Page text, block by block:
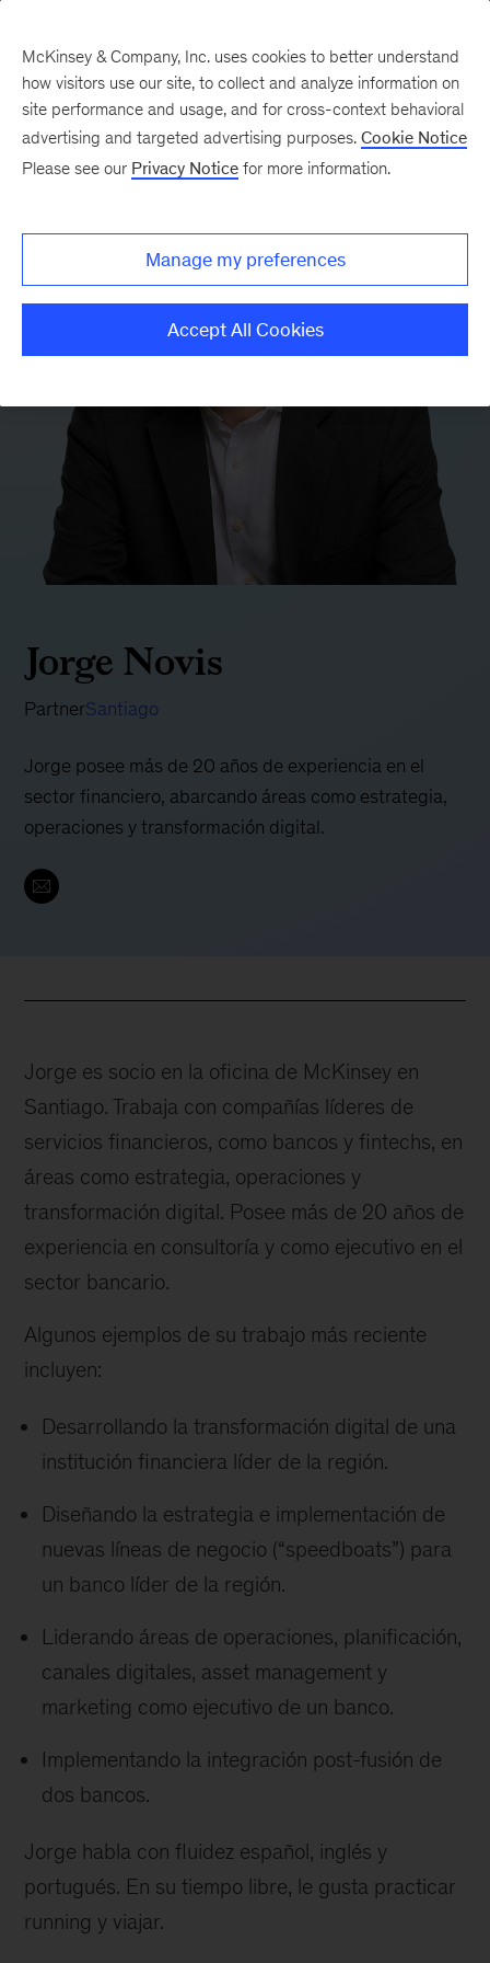
Jorge Novis
PartnerSantiago
Jorge posee más de 20 años de experiencia en el
sector financiero, abarcando áreas como estrategia,
operaciones y transformación digital.
Jorge es socio en la oficina de McKinsey en
Santiago. Trabaja con compañías líderes de
servicios financieros, como bancos y fintechs, en
áreas como estrategia, operaciones y
transformación digital. Posee más de 20 años de
experiencia en consultoría y como ejecutivo en el
sector bancario.
Algunos ejemplos de su trabajo más reciente
incluyen:
Desarrollando la transformación digital de una
institución financiera líder de la región.
Diseñando la estrategia e implementación de
nuevas líneas de negocio (“speedboats”) para
un banco líder de la región.
Liderando áreas de operaciones, planificación,
canales digitales, asset management y
marketing como ejecutivo de un banco.
Implementando la integración post-fusión de
dos bancos.
Jorge habla con fluidez español, inglés y
portugués. En su tiempo libre, le gusta practicar
running y viajar.
McKinsey & Company, Inc. uses cookies to better understand
how visitors use our site, to collect and analyze information on
site performance and usage, and for cross-context behavioral
advertising and targeted advertising purposes. Cookie Notice
Please see our Privacy Notice for more information.
Manage my preferences
Accept All Cookies